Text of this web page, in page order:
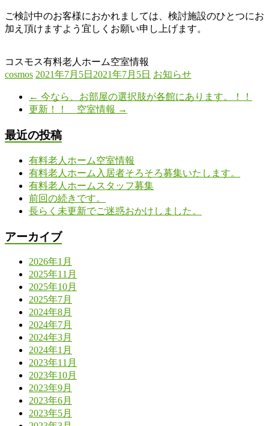
ご検討中のお客様におかれましては、検討施設のひとつにお
加え頂けますよう宜しくお願い申し上げます。
コスモス有料老人ホーム空室情報
cosmos 2021年7月5日 2021年7月5日 お知らせ
← 今なら、お部屋の選択肢が各館にあります。！！
更新！！ 空室情報 →
最近の投稿
有料老人ホーム空室情報
有料老人ホーム入居者そろそろ募集いたします。
有料老人ホームスタッフ募集
前回の続きです。
長らく未更新でご迷惑おかけしました。
アーカイブ
2026年1月
2025年11月
2025年10月
2025年7月
2024年8月
2024年7月
2024年3月
2024年1月
2023年11月
2023年10月
2023年9月
2023年6月
2023年5月